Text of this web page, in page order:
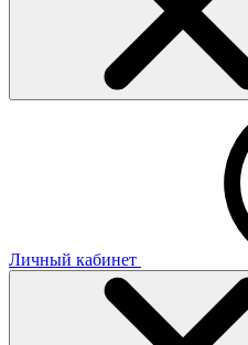
Личный кабинет